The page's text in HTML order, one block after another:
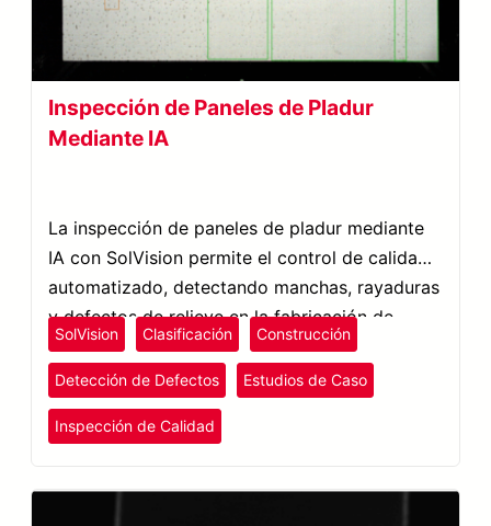
Inspección de Paneles de Pladur
Mediante IA
La inspección de paneles de pladur mediante
IA con SolVision permite el control de calidad
automatizado, detectando manchas, rayaduras
y defectos de relieve en la fabricación de
placas de yeso.
SolVision Clasificación Construcción
Detección de Defectos Estudios de Caso
Inspección de Calidad